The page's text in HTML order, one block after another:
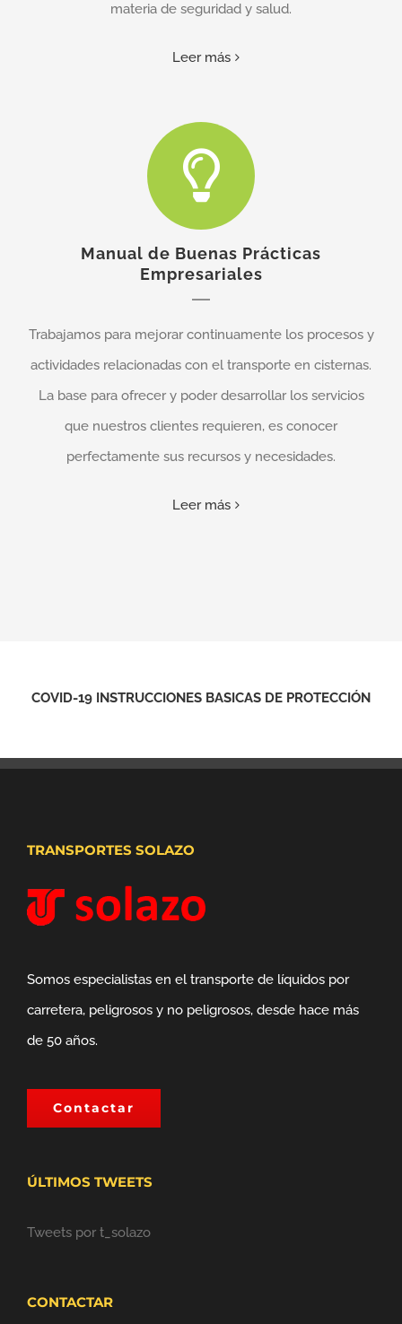
materia de seguridad y salud.
Leer más
Manual de Buenas Prácticas
Empresariales
Trabajamos para mejorar continuamente los procesos y
actividades relacionadas con el transporte en cisternas.
La base para ofrecer y poder desarrollar los servicios
que nuestros clientes requieren, es conocer
perfectamente sus recursos y necesidades.
Leer más
COVID-19 INSTRUCCIONES BASICAS DE PROTECCIÓN
TRANSPORTES SOLAZO
Somos especialistas en el transporte de líquidos por
carretera, peligrosos y no peligrosos, desde hace más
de 50 años.
Contactar
ÚLTIMOS TWEETS
Tweets por t_solazo
CONTACTAR